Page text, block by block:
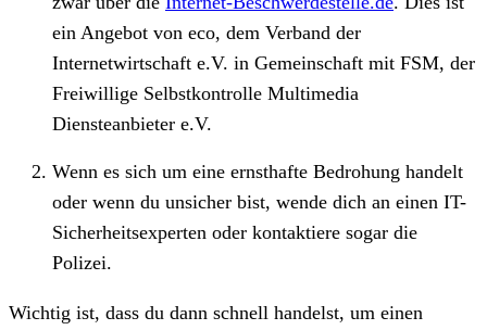
ein Angebot von eco, dem Verband der
Internetwirtschaft e.V. in Gemeinschaft mit FSM, der
Freiwillige Selbstkontrolle Multimedia
Diensteanbieter e.V.
Wenn es sich um eine ernsthafte Bedrohung handelt
oder wenn du unsicher bist, wende dich an einen IT-
Sicherheitsexperten oder kontaktiere sogar die
Polizei.
Wichtig ist, dass du dann schnell handelst, um einen